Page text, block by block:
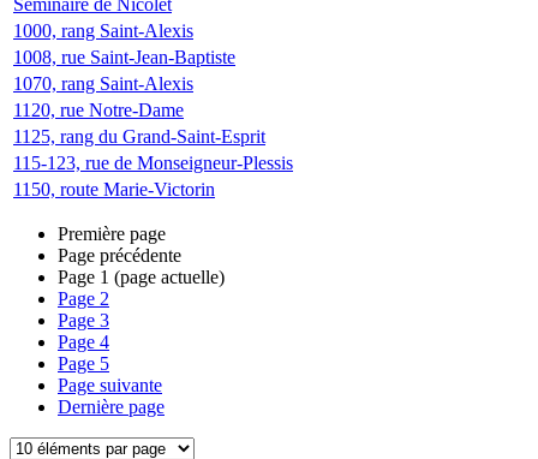
Séminaire de Nicolet
1000, rang Saint-Alexis
1008, rue Saint-Jean-Baptiste
1070, rang Saint-Alexis
1120, rue Notre-Dame
1125, rang du Grand-Saint-Esprit
115-123, rue de Monseigneur-Plessis
1150, route Marie-Victorin
Première page
Page précédente
Page 1 (page actuelle)
Page 2
Page 3
Page 4
Page 5
Page suivante
Dernière page